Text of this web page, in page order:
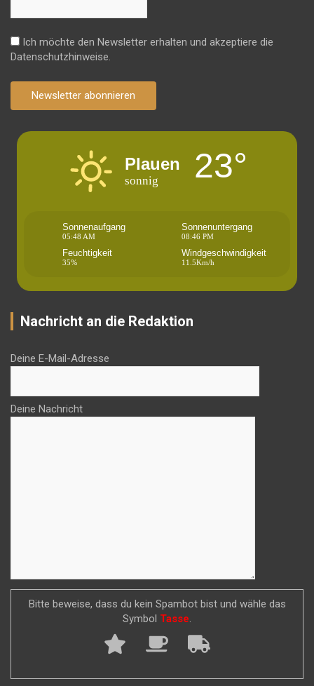
Ich möchte den Newsletter erhalten und akzeptiere die
Datenschutzhinweise.
Newsletter abonnieren
Plauen
sonnig 23°
Sonnenaufgang
05:48 AM
Sonnenuntergang
08:46 PM
Feuchtigkeit
35%
Windgeschwindigkeit
11.5Km/h
Nachricht an die Redaktion
Deine E-Mail-Adresse
Deine Nachricht
Bitte beweise, dass du kein Spambot bist und wähle das
Symbol Tasse.